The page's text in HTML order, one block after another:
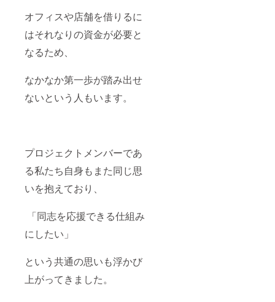
オフィスや店舗を借りるに
はそれなりの資金が必要と
なるため、
なかなか第一歩が踏み出せ
ないという人もいます。
プロジェクトメンバーであ
る私たち自身もまた同じ思
いを抱えており、
「同志を応援できる仕組み
にしたい」
という共通の思いも浮かび
上がってきました。